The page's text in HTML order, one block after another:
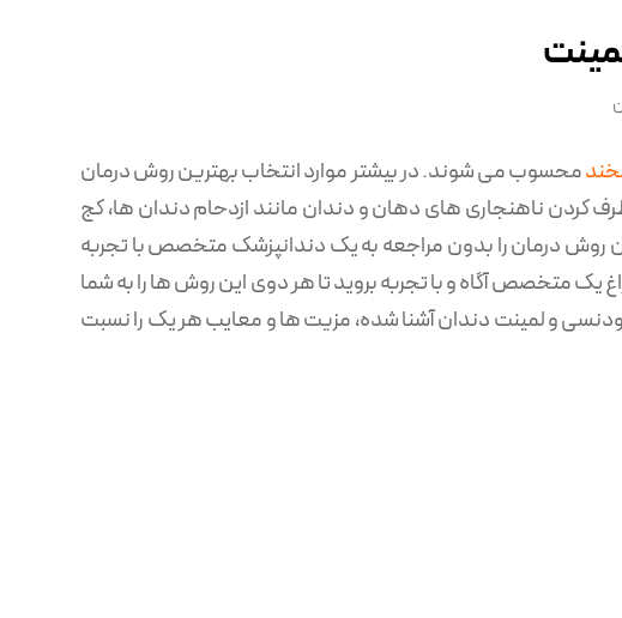
محسوب می شوند. در بیشتر موارد انتخاب بهترین روش درمان
کردن ناهنجاری های دهان و دندان مانند ازدحام دندان ها، کج
روش درمان را بدون مراجعه به یک دندانپزشک متخصص با تجربه
یک متخصص آگاه و با تجربه بروید تا هر دوی این روش ها را به شما
و لمینت دندان آشنا شده، مزیت ها و معایب هر یک را نسبت